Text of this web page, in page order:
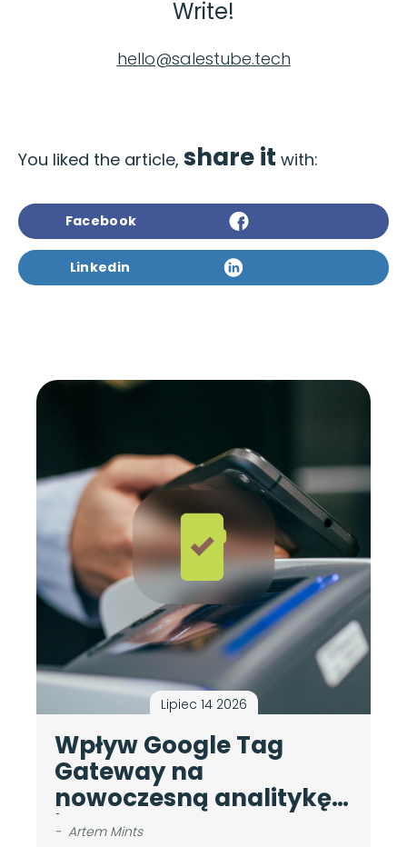
Write!
hello@salestube.tech
You liked the article, share it with:
Facebook
Linkedin
Lipiec 14 2026
Wpływ Google Tag
Gateway na
nowoczesną analitykę
internetową
- Artem Mints